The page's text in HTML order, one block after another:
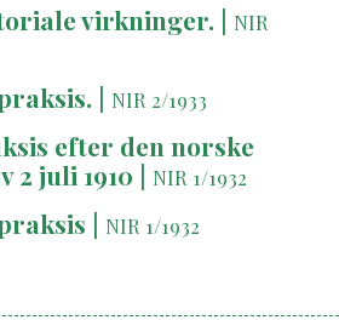
virkninger. | NIR
| NIR 2/1933
efter den norske
2 juli 1910 | NIR 1/1932
| NIR 1/1932